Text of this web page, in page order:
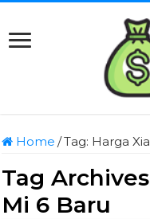
Home /Tag: Harga
Tag
Mi 6 Baru